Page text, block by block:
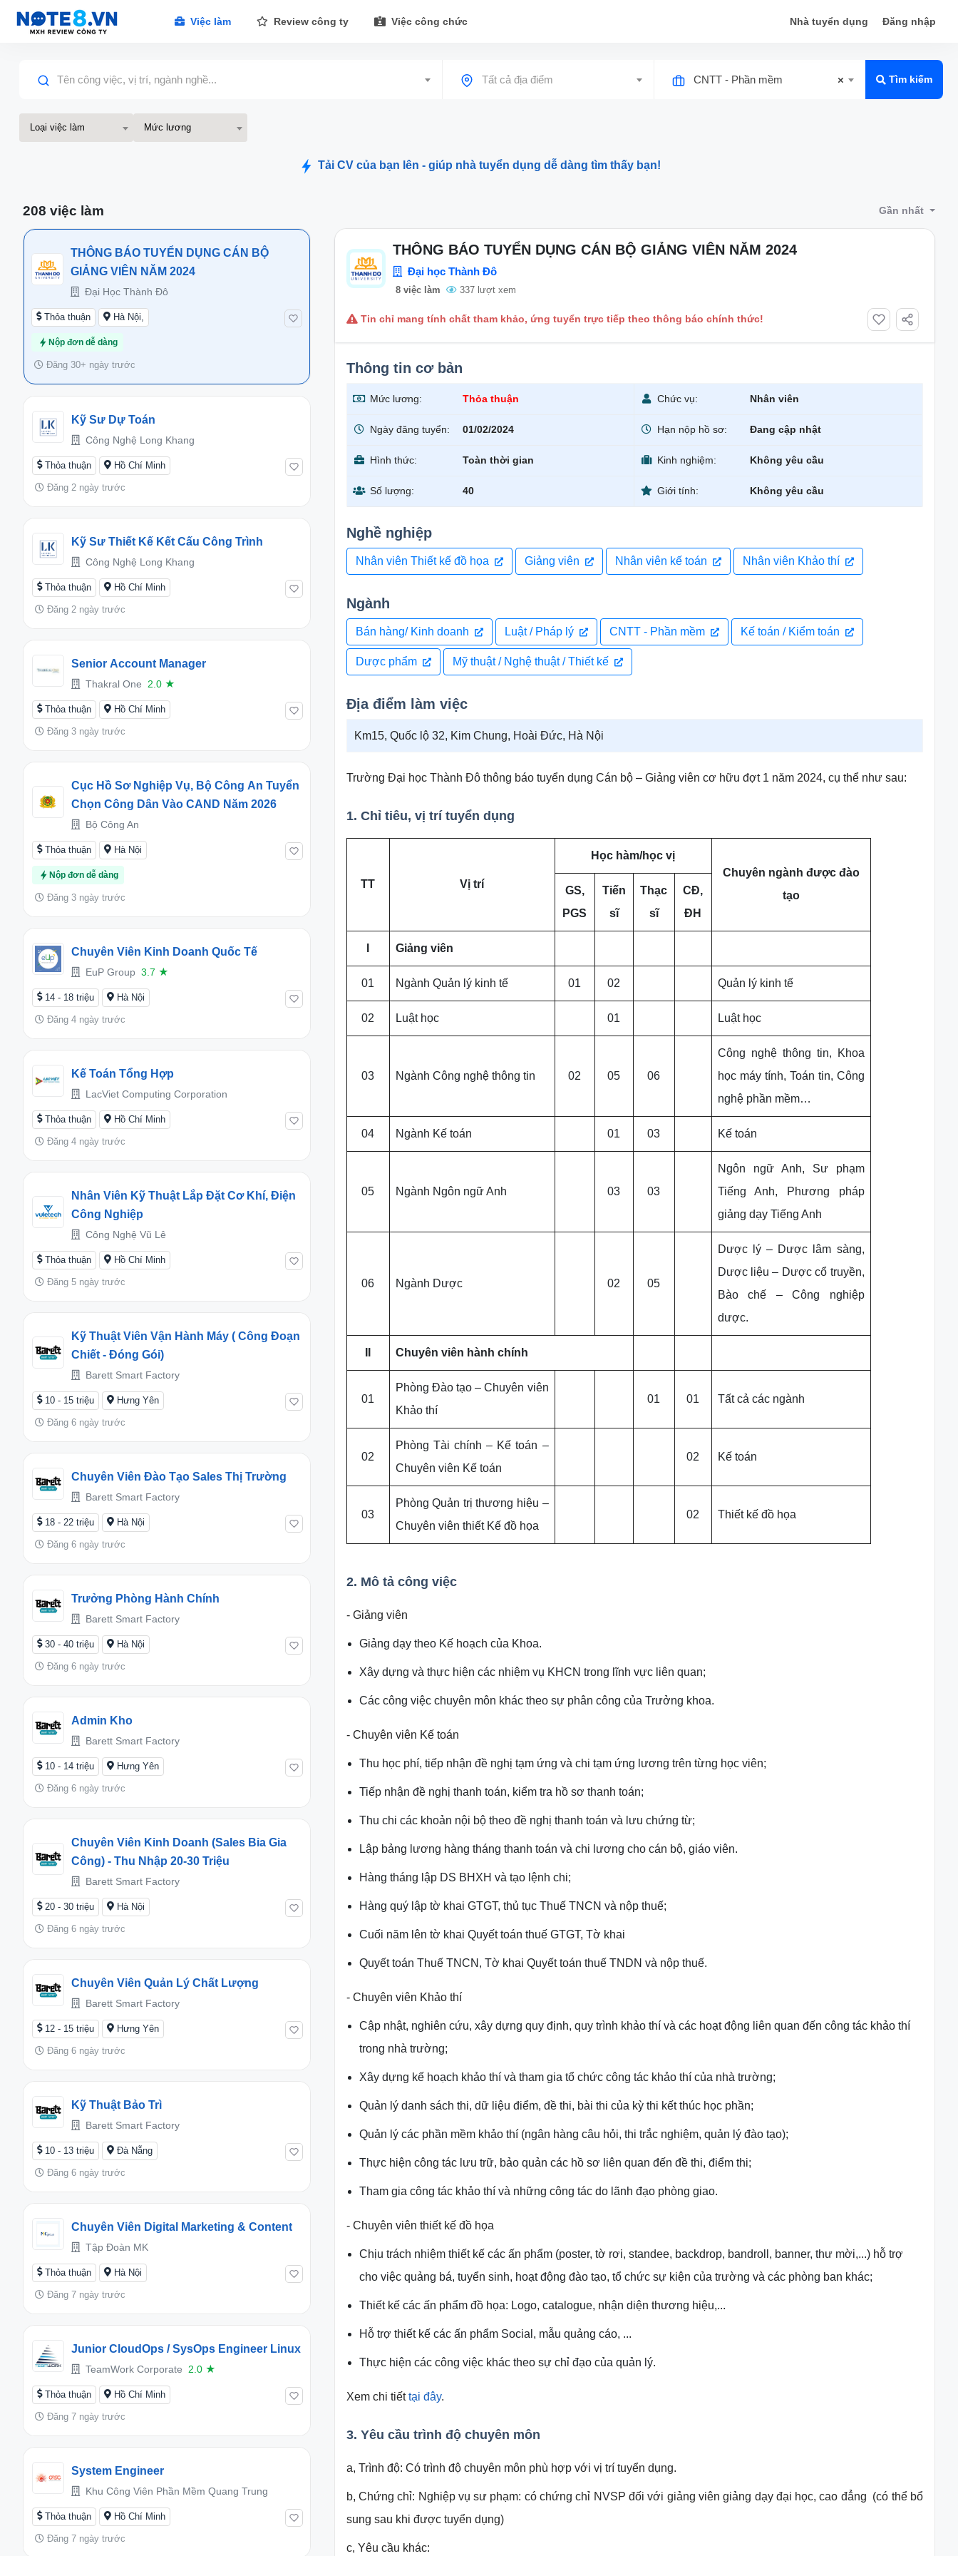
Việc làm Review công ty Việc công chức Nhà tuyển dụng Đăng nhập
Tên công việc, vị trí, ngành nghề... Tất cả địa điểm ×
CNTT - Phần mềm Tìm kiếm
Loại việc làm Mức lương
Tải CV của bạn lên - giúp nhà tuyển dụng dễ dàng tìm thấy bạn!
208 việc làm Gần nhất
THÔNG BÁO TUYỂN DỤNG CÁN BỘ
GIẢNG VIÊN NĂM 2024
Đại Học Thành Đô
Thỏa thuận Hà Nội,
Nộp đơn dễ dàng
Đăng 30+ ngày trước
Kỹ Sư Dự Toán
Công Nghệ Long Khang
Thỏa thuận Hồ Chí Minh
Đăng 2 ngày trước
Kỹ Sư Thiết Kế Kết Cấu Công Trình
Công Nghệ Long Khang
Thỏa thuận Hồ Chí Minh
Đăng 2 ngày trước
Senior Account Manager
Thakral One 2.0 ★
Thỏa thuận Hồ Chí Minh
Đăng 3 ngày trước
Cục Hồ Sơ Nghiệp Vụ, Bộ Công An Tuyển
Chọn Công Dân Vào CAND Năm 2026
Bộ Công An
Thỏa thuận Hà Nội
Nộp đơn dễ dàng
Đăng 3 ngày trước
Chuyên Viên Kinh Doanh Quốc Tế
EuP Group 3.7 ★
14 - 18 triệu Hà Nội
Đăng 4 ngày trước
Kế Toán Tổng Hợp
LacViet Computing Corporation
Thỏa thuận Hồ Chí Minh
Đăng 4 ngày trước
Nhân Viên Kỹ Thuật Lắp Đặt Cơ Khí, Điện
Công Nghiệp
Công Nghệ Vũ Lê
Thỏa thuận Hồ Chí Minh
Đăng 5 ngày trước
Kỹ Thuật Viên Vận Hành Máy ( Công Đoạn
Chiết - Đóng Gói)
Barett Smart Factory
10 - 15 triệu Hưng Yên
Đăng 6 ngày trước
Chuyên Viên Đào Tạo Sales Thị Trường
Barett Smart Factory
18 - 22 triệu Hà Nội
Đăng 6 ngày trước
Trưởng Phòng Hành Chính
Barett Smart Factory
30 - 40 triệu Hà Nội
Đăng 6 ngày trước
Admin Kho
Barett Smart Factory
10 - 14 triệu Hưng Yên
Đăng 6 ngày trước
Chuyên Viên Kinh Doanh (Sales Bia Gia
Công) - Thu Nhập 20-30 Triệu
Barett Smart Factory
20 - 30 triệu Hà Nội
Đăng 6 ngày trước
Chuyên Viên Quản Lý Chất Lượng
Barett Smart Factory
12 - 15 triệu Hưng Yên
Đăng 6 ngày trước
Kỹ Thuật Bảo Trì
Barett Smart Factory
10 - 13 triệu Đà Nẵng
Đăng 6 ngày trước
Chuyên Viên Digital Marketing & Content
Tập Đoàn MK
Thỏa thuận Hà Nội
Đăng 7 ngày trước
Junior CloudOps / SysOps Engineer Linux
TeamWork Corporate 2.0 ★
Thỏa thuận Hồ Chí Minh
Đăng 7 ngày trước
System Engineer
Khu Công Viên Phần Mềm Quang Trung
Thỏa thuận Hồ Chí Minh
Đăng 7 ngày trước
THÔNG BÁO TUYỂN DỤNG CÁN BỘ GIẢNG VIÊN NĂM 2024
Đại học Thành Đô
8 việc làm 337 lượt xem
Tin chỉ mang tính chất tham khảo, ứng tuyển trực tiếp theo thông báo chính thức!
Thông tin cơ bản
Mức lương: Thỏa thuận Chức vụ: Nhân viên
Ngày đăng tuyển: 01/02/2024 Hạn nộp hồ sơ: Đang cập nhật
Hình thức: Toàn thời gian Kinh nghiệm: Không yêu cầu
Số lượng: 40 Giới tính: Không yêu cầu
Nghề nghiệp
Nhân viên Thiết kế đồ họa Giảng viên Nhân viên kế toán Nhân viên Khảo thí
Ngành
Bán hàng/ Kinh doanh Luật / Pháp lý CNTT - Phần mềm Kế toán / Kiểm toán
Dược phẩm Mỹ thuật / Nghệ thuật / Thiết kế
Địa điểm làm việc
Km15, Quốc lộ 32, Kim Chung, Hoài Đức, Hà Nội
Trường Đại học Thành Đô thông báo tuyển dụng Cán bộ – Giảng viên cơ hữu đợt 1 năm 2024, cụ thể như sau:
1. Chỉ tiêu, vị trí tuyển dụng
TT Vị trí
Học hàm/học vị
Chuyên ngành được đào
tạo
GS,
PGS
Tiến
sĩ
Thạc
sĩ
CĐ,
ĐH
Giảng viên
01 Ngành Quản lý kinh tế 01 02 Quản lý kinh tế
02 Luật học 01 Luật học
03 Ngành Công nghệ thông tin 02 05 06
Công nghệ thông tin, Khoa
học máy tính, Toán tin, Công
nghệ phần mềm…
04 Ngành Kế toán 01 03 Kế toán
05 Ngành Ngôn ngữ Anh 03 03
Ngôn ngữ Anh, Sư phạm
Tiếng Anh, Phương pháp
giảng dạy Tiếng Anh
06 Ngành Dược 02 05
Dược lý – Dược lâm sàng,
Dược liệu – Dược cổ truyền,
Bào chế – Công nghiệp
dược.
Chuyên viên hành chính
01
Phòng Đào tạo – Chuyên viên
Khảo thí
01 01 Tất cả các ngành
02
Phòng Tài chính – Kế toán –
Chuyên viên Kế toán
02 Kế toán
03
Phòng Quản trị thương hiệu –
Chuyên viên thiết Kế đồ họa
02 Thiết kế đồ họa
2. Mô tả công việc
- Giảng viên
Giảng dạy theo Kế hoạch của Khoa.
Xây dựng và thực hiện các nhiệm vụ KHCN trong lĩnh vực liên quan;
Các công việc chuyên môn khác theo sự phân công của Trưởng khoa.
- Chuyên viên Kế toán
Thu học phí, tiếp nhận đề nghị tạm ứng và chi tạm ứng lương trên từng học viên;
Tiếp nhận đề nghị thanh toán, kiểm tra hồ sơ thanh toán;
Thu chi các khoản nội bộ theo đề nghị thanh toán và lưu chứng từ;
Lập bảng lương hàng tháng thanh toán và chi lương cho cán bộ, giáo viên.
Hàng tháng lập DS BHXH và tạo lệnh chi;
Hàng quý lập tờ khai GTGT, thủ tục Thuế TNCN và nộp thuế;
Cuối năm lên tờ khai Quyết toán thuế GTGT, Tờ khai
Quyết toán Thuế TNCN, Tờ khai Quyết toán thuế TNDN và nộp thuế.
- Chuyên viên Khảo thí
Cập nhật, nghiên cứu, xây dựng quy định, quy trình khảo thí và các hoạt động liên quan đến công tác khảo thí
trong nhà trường;
Xây dựng kế hoạch khảo thí và tham gia tổ chức công tác khảo thí của nhà trường;
Quản lý danh sách thi, dữ liệu điểm, đề thi, bài thi của kỳ thi kết thúc học phần;
Quản lý các phần mềm khảo thí (ngân hàng câu hỏi, thi trắc nghiệm, quản lý đào tạo);
Thực hiện công tác lưu trữ, bảo quản các hồ sơ liên quan đến đề thi, điểm thi;
Tham gia công tác khảo thí và những công tác do lãnh đạo phòng giao.
- Chuyên viên thiết kế đồ họa
Chịu trách nhiệm thiết kế các ấn phẩm (poster, tờ rơi, standee, backdrop, bandroll, banner, thư mời,...) hỗ trợ
cho việc quảng bá, tuyển sinh, hoạt động đào tạo, tổ chức sự kiện của trường và các phòng ban khác;
Thiết kế các ấn phẩm đồ họa: Logo, catalogue, nhận diện thương hiệu,...
Hỗ trợ thiết kế các ấn phẩm Social, mẫu quảng cáo, ...
Thực hiện các công việc khác theo sự chỉ đạo của quản lý.
Xem chi tiếttại đây.
3. Yêu cầu trình độ chuyên môn
a, Trình độ: Có trình độ chuyên môn phù hợp với vị trí tuyển dụng.
b, Chứng chỉ: Nghiệp vụ sư phạm: có chứng chỉ NVSP đối với giảng viên giảng dạy đại học, cao đẳng (có thể bổ
sung sau khi được tuyển dụng)
c, Yêu cầu khác: